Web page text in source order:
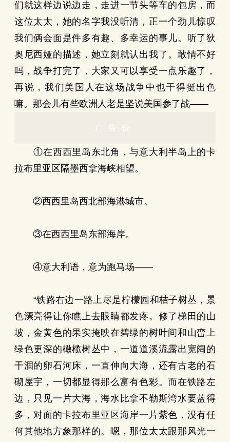
们就这样边说边走，走进一节头等车的包房，而
这位太太，她的名字我没听清，正一个劲儿惊叹
我们俩会面是件多有趣、多幸运的事儿。听了狄
奥尼西娅的描述，她立刻就认出我了。敢情不好
吗，战争打完了，大家又可以享受一点乐趣了，
再说，我们美国人在这场战争中也干得挺出色
嘛。那会儿有些欧洲人老是坚说美国参了战——
广告位
①在西西里岛东北角，与意大利半岛上的卡
拉布里亚区隔墨西拿海峡相望。
②西西里岛西北部海港城市。
③在西西里岛东部海岸。
④意大利语，意为跑马场——
“铁路右边一路上尽是柠檬园和桔子树丛，景
色漂亮得让你瞧上去眼睛都发疼。修了梯田的山
坡，金黄色的果实掩映在碧绿的树叶间和山峦上
绿色更深的橄榄树丛中，一道道溪流露出宽阔的
干涸的卵石河床，一直伸向大海，还有古老的石
砌屋宇，一切都显得那么富有色彩。而在铁路左
边，只见一片大海，海水比拿不勒斯湾水要蓝得
多，对面的卡拉布里亚区海岸一片紫色，没有任
何其他地方象那样的。嗯，那位太太跟那风光一